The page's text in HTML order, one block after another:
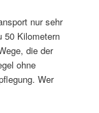
nur sehr
50 Kilometern
die der
ohne
Wer